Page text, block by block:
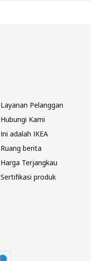
Layanan Pelanggan
Hubungi Kami
Ini adalah IKEA
Ruang berita
Harga Terjangkau
Sertifikasi produk